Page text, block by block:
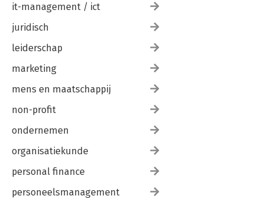
it-management / ict
juridisch
leiderschap
marketing
mens en maatschappij
non-profit
ondernemen
organisatiekunde
personal finance
personeelsmanagement